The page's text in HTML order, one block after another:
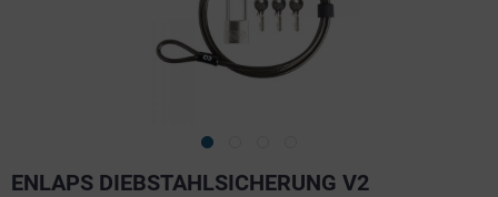
ENLAPS DIEBSTAHLSICHERUNG V2